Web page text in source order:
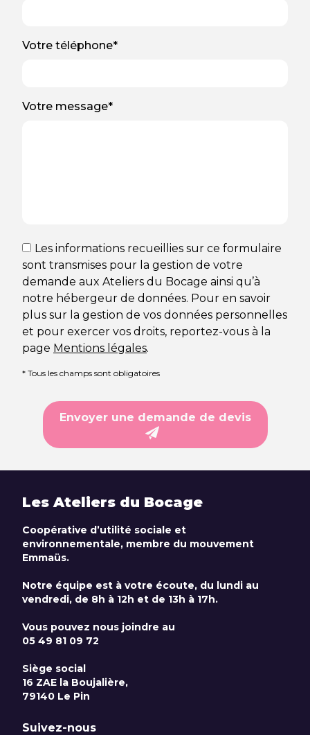
Votre téléphone*
Votre message*
Les informations recueillies sur ce formulaire
sont transmises pour la gestion de votre
demande aux Ateliers du Bocage ainsi qu’à
notre hébergeur de données. Pour en savoir
plus sur la gestion de vos données personnelles
et pour exercer vos droits, reportez-vous à la
page Mentions légales.
* Tous les champs sont obligatoires
Envoyer une demande de devis
Les Ateliers du Bocage
Coopérative d’utilité sociale et
environnementale, membre du mouvement
Emmaüs.
Notre équipe est à votre écoute, du lundi au
vendredi, de 8h à 12h et de 13h à 17h.
Vous pouvez nous joindre au
05 49 81 09 72
Siège social
16 ZAE la Boujalière,
79140 Le Pin
Suivez-nous